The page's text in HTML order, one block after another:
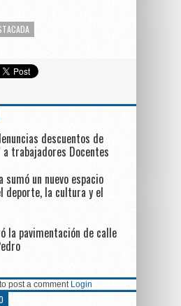
descuentos de
a trabajadores Docentes
un nuevo espacio
deporte, la cultura y el
la pavimentación de calle
post a comment Login